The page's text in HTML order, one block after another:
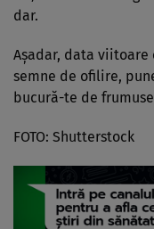
dar.
Așadar, data
semne de ofilire,
bucură-te de
FOTO: Shutterstock